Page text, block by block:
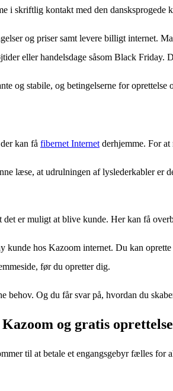
i skriftlig kontakt med den
og priser samt levere billigt internet.
eller handelsdage såsom Black
og stabile, og betingelserne for oprettelse
kan få fibernet Internet derhjemme. For
læse, at udrulningen af lyslederkabler
er muligt at blive kunde. Her kan få
kunde hos Kazoom internet. Du kan
før du opretter dig.
Og du får svar på, hvordan du
og gratis oprettelse
til at betale et engangsgebyr fælles